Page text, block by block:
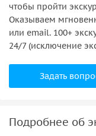
чтобы пройти
Оказываем
или email. 100+
24/7 (исключение
Задать
Подробнее об